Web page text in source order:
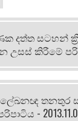
දත්ත සටහන්
උසස් කිරීමේ
තනතුර
-